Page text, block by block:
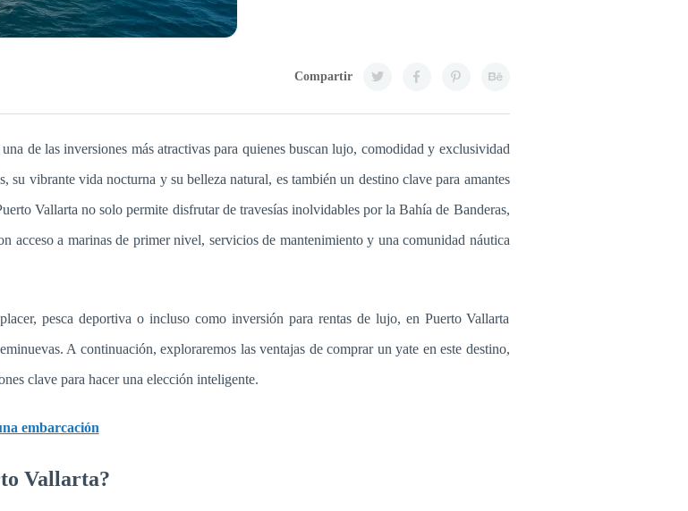
Compartir
de las inversiones más atractivas para quienes buscan lujo, comodidad y exclusividad
su vibrante vida nocturna y su belleza natural, es también un destino clave para amantes
Vallarta no solo permite disfrutar de travesías inolvidables por la Bahía de Banderas,
acceso a marinas de primer nivel, servicios de mantenimiento y una comunidad náutica
pesca deportiva o incluso como inversión para rentas de lujo, en Puerto Vallarta
A continuación, exploraremos las ventajas de comprar un yate en este destino,
clave para hacer una elección inteligente.
embarcación
Vallarta?